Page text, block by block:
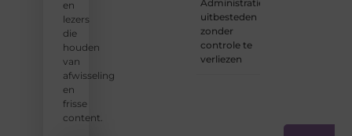
en
lezers
die
houden
van
afwisseling
en
frisse
content.
Administratie
uitbesteden
zonder
controle te
verliezen